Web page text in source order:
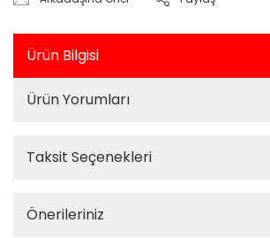
Ürün Bilgisi
Ürün Yorumları
Taksit Seçenekleri
Önerileriniz